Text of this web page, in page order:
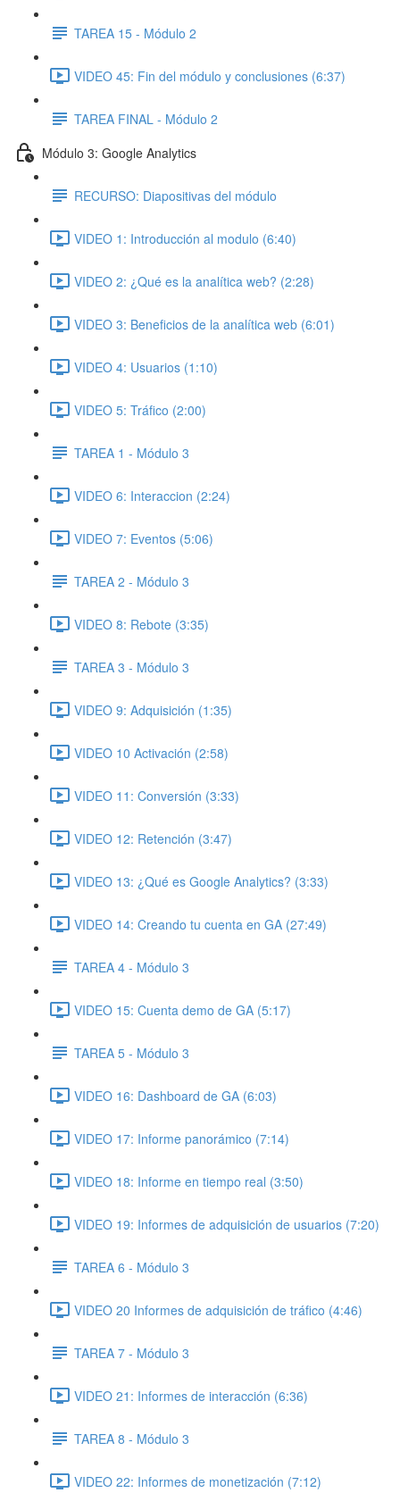
TAREA 15 - Módulo 2
VIDEO 45: Fin del módulo y conclusiones (6:37)
TAREA FINAL - Módulo 2
Módulo 3: Google Analytics
RECURSO: Diapositivas del módulo
VIDEO 1: Introducción al modulo (6:40)
VIDEO 2: ¿Qué es la analítica web? (2:28)
VIDEO 3: Beneficios de la analítica web (6:01)
VIDEO 4: Usuarios (1:10)
VIDEO 5: Tráfico (2:00)
TAREA 1 - Módulo 3
VIDEO 6: Interaccion (2:24)
VIDEO 7: Eventos (5:06)
TAREA 2 - Módulo 3
VIDEO 8: Rebote (3:35)
TAREA 3 - Módulo 3
VIDEO 9: Adquisición (1:35)
VIDEO 10 Activación (2:58)
VIDEO 11: Conversión (3:33)
VIDEO 12: Retención (3:47)
VIDEO 13: ¿Qué es Google Analytics? (3:33)
VIDEO 14: Creando tu cuenta en GA (27:49)
TAREA 4 - Módulo 3
VIDEO 15: Cuenta demo de GA (5:17)
TAREA 5 - Módulo 3
VIDEO 16: Dashboard de GA (6:03)
VIDEO 17: Informe panorámico (7:14)
VIDEO 18: Informe en tiempo real (3:50)
VIDEO 19: Informes de adquisición de usuarios (7:20)
TAREA 6 - Módulo 3
VIDEO 20 Informes de adquisición de tráfico (4:46)
TAREA 7 - Módulo 3
VIDEO 21: Informes de interacción (6:36)
TAREA 8 - Módulo 3
VIDEO 22: Informes de monetización (7:12)